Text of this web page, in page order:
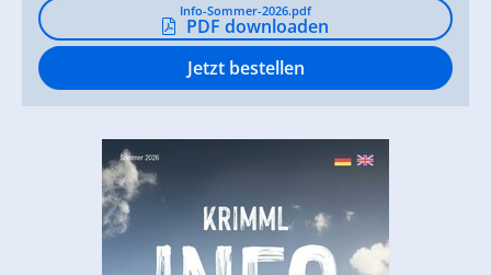
Info-Sommer-2026.pdf
PDF downloaden
Jetzt bestellen